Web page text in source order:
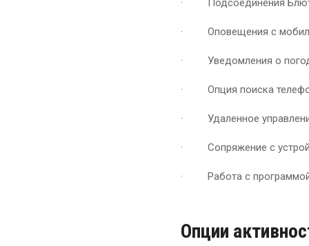
· Подсоединения
· Оповещения с
· Уведомления о
· Опция поиска
· Удаленное
· Сопряжение с
· Работа с программой
Опции